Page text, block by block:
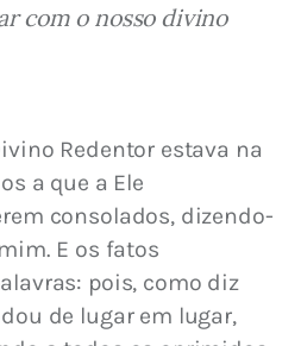
com o nosso divino
Redentor estava na
a que a Ele
consolados, dizendo-
E os fatos
pois, como diz
de lugar em lugar,